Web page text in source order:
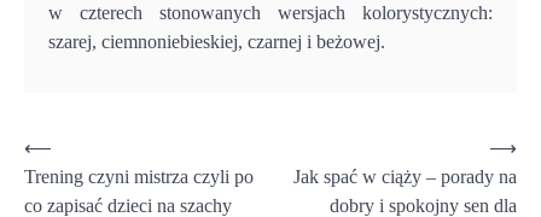
w czterech stonowanych wersjach kolorystycznych:
szarej, ciemnoniebieskiej, czarnej i beżowej.
Nawigacja
wpisu
⟵
Trening czyni mistrza czyli po
co zapisać dzieci na szachy
Jak spać w ciąży – porady na
dobry i spokojny sen dla
⟶